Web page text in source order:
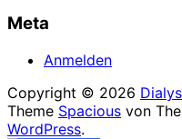
Meta
Anmelden
Copyright © 2026
Theme Spacious von
WordPress.